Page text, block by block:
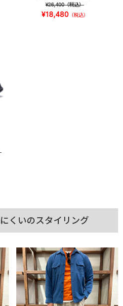
¥26,400（税込）
¥18,480（税込）
くいのスタイリング